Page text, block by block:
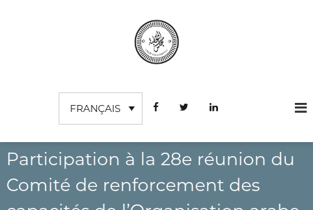
o
u
r
d
e
s
c
i
t
i
o
n
FRANÇAIS
Participation à la 28e réunion du
Comité de renforcement des